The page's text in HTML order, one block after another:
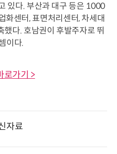
있다. 부산과 대구 등은 1000
화센터, 표면처리센터, 차세대
다. 호남권이 후발주자로 뛰
이다.
로가기 >
자료